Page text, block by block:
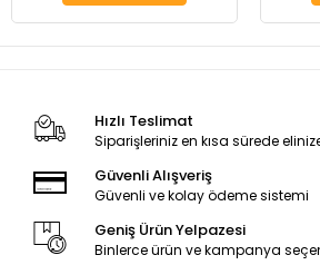
Hızlı Teslimat
Siparişleriniz en kısa sürede
Güvenli Alışveriş
Güvenli ve kolay ödeme sistemi
Geniş Ürün Yelpazesi
Binlerce ürün ve kampanya